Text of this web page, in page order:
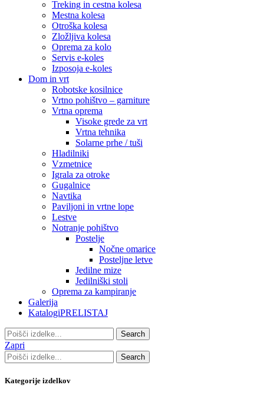
Treking in cestna kolesa
Mestna kolesa
Otroška kolesa
Zložljiva kolesa
Oprema za kolo
Servis e-koles
Izposoja e-koles
Dom in vrt
Robotske kosilnice
Vrtno pohištvo – garniture
Vrtna oprema
Visoke grede za vrt
Vrtna tehnika
Solarne prhe / tuši
Hladilniki
Vzmetnice
Igrala za otroke
Gugalnice
Navtika
Paviljoni in vrtne lope
Lestve
Notranje pohištvo
Postelje
Nočne omarice
Posteljne letve
Jedilne mize
Jedilniški stoli
Oprema za kampiranje
Galerija
KatalogiPRELISTAJ
Search
Zapri
Search
Kategorije izdelkov